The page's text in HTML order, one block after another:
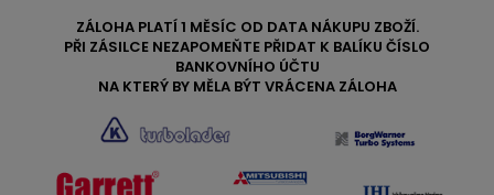
ZÁLOHA PLATÍ 1 MĚSÍC OD DATA NÁKUPU ZBOŽÍ.
PŘI ZÁSILCE NEZAPOMEŇTE PŘIDAT K BALÍKU ČÍSLO
BANKOVNÍHO ÚČTU
NA KTERÝ BY MĚLA BÝT VRÁCENA ZÁLOHA